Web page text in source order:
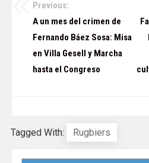
Navegación
entradas
Previous:
A un mes del crimen de
Fernando Báez Sosa: Misa
en Villa Gesell y Marcha
hasta el Congreso
Tagged With: Rugbiers